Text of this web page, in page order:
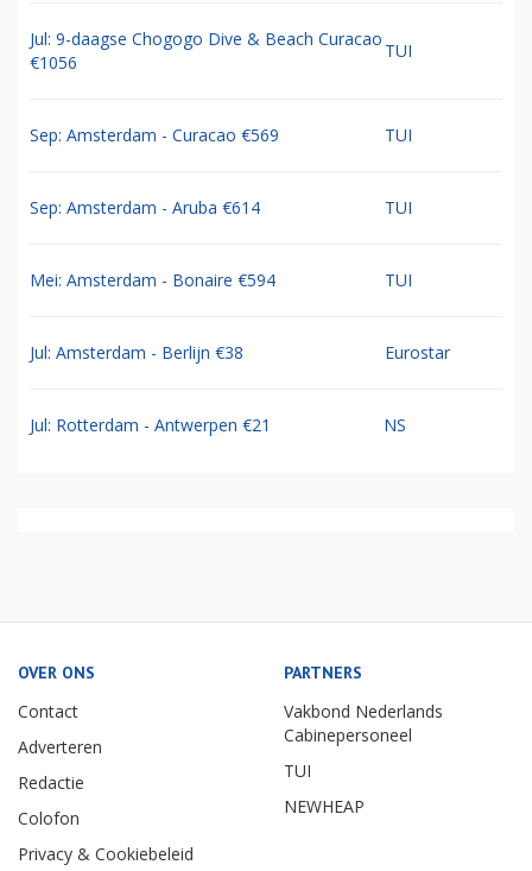
Jul: 9-daagse Chogogo Dive & Beach Curacao
€1056
TUI
Sep: Amsterdam - Curacao €569 TUI
Sep: Amsterdam - Aruba €614 TUI
Mei: Amsterdam - Bonaire €594 TUI
Jul: Amsterdam - Berlijn €38 Eurostar
Jul: Rotterdam - Antwerpen €21 NS
OVER ONS
Contact
Adverteren
Redactie
Colofon
Privacy & Cookiebeleid
PARTNERS
Vakbond Nederlands
Cabinepersoneel
TUI
NEWHEAP